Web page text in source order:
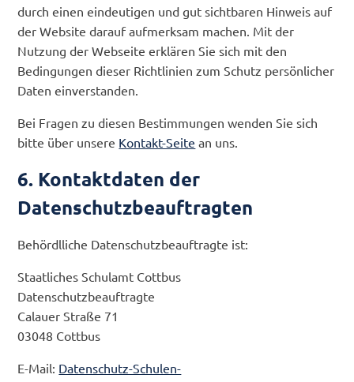
durch einen eindeutigen und gut sichtbaren Hinweis auf
der Website darauf aufmerksam machen. Mit der
Nutzung der Webseite erklären Sie sich mit den
Bedingungen dieser Richtlinien zum Schutz persönlicher
Daten einverstanden.
Bei Fragen zu diesen Bestimmungen wenden Sie sich
bitte über unsere Kontakt-Seite an uns.
6. Kontaktdaten der
Datenschutzbeauftragten
Behördlliche Datenschutzbeauftragte ist:
Staatliches Schulamt Cottbus
Datenschutzbeauftragte
Calauer Straße 71
03048 Cottbus
E-Mail: Datenschutz-Schulen-